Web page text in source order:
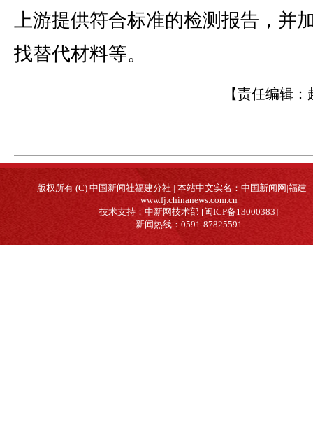
上游提供符合标准的检测报告，并
找替代材料等。
【责任编辑：
版权所有 (C) 中国新闻社福建分社 | 本站中文实名：中国新闻网|福建
www.fj.chinanews.com.cn
技术支持：中新网技术部 [闽ICP备13000383]
新闻热线：0591-87825591